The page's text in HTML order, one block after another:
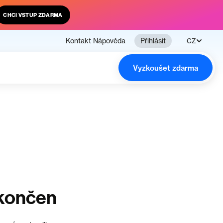
CHCI VSTUP ZDARMA
Kontakt Nápověda Přihlásit CZ
Vyzkoušet zdarma